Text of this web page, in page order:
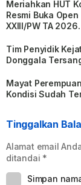
Meriahkan HUT
Resmi Buka
XXIII/PW TA 2026.
Tim Penyidik
Donggala
Mayat
Kondisi Sudah
Tinggalkan
Alamat email
ditandai *
Simpan